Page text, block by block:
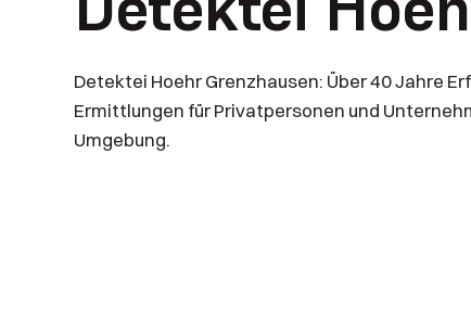
Detektei Hoehr Grenzhausen: Über 40 Jahre
Ermittlungen für Privatpersonen und
Umgebung.